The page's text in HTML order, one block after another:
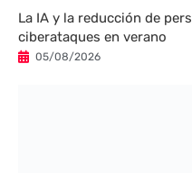
La IA y la reducción de
ciberataques en verano
05/08/2026